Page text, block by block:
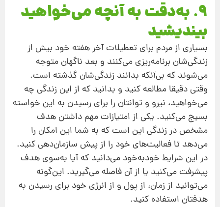
9. به‌دقت به آنچه می‌خواهید
بیندیشید
بسیاری از مردم برای تعطیلات آخر هفته خود بیش از
زندگی‌شان برنامه‌ریزی می‌کنند و بعد ناگهان متوجه
می‌شوند که بی‌‌آنکه بدانند زندگی‌شان گذشته است.
وقتی دقیقا مطالعه کنید و بدانید که از این زندگی چه
می‌خواهید، نیرو و توانتان را برای رسیدن به این خواسته‌
بسیج می‌کنید. یکی از امتیازات مهم داشتن هدف
مشخص در زندگی این ‌است که به شما این امکان را
می‌دهد تا فعالیت‌های خود را از پیش سازمان‌دهی کنید.
در این شرایط خودبه‌خود می‌دانید که آیا به‌سوی هدف
پیشرفت می‌کنید یا از آن فاصله می‌گیرید. این‌گونه
می‌توانید از زمان، از پول و از انرژی خود برای رسیدن به
هدفتان استفاده کنید.